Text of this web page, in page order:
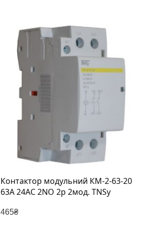
Контактор модульний КМ-2-63-20
63А 24AC 2NO 2р 2мод. TNSy
465₴